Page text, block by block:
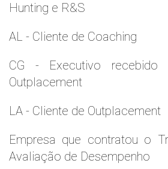
Hunting e R&S
AL - Cliente de Coaching
CG - Executivo recebido
Outplacement
LA - Cliente de Outplacement
Empresa que contratou o
Avaliação de Desempenho